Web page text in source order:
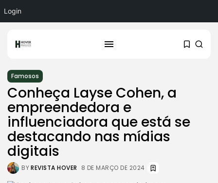
Login
Famosos
Conheça Layse Cohen, a
empreendedora e
influenciadora que está se
destacando nas mídias
digitais
BYREVISTA HOVER 8 DE MARÇO DE 2024